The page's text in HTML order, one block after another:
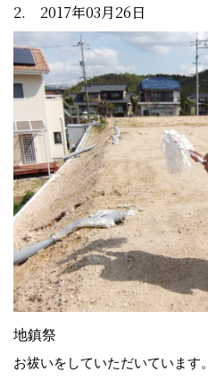
2. 2017年03月26日
地鎮祭
お祓いをしていただいています。